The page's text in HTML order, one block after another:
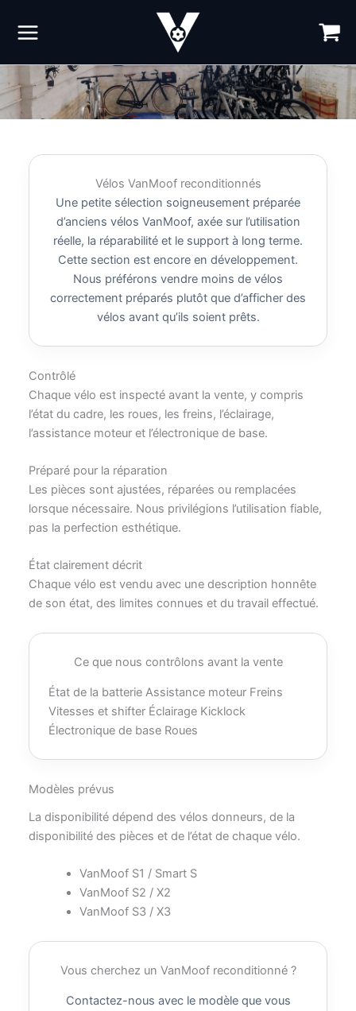
Vélos VanMoof reconditionnés
Une petite sélection soigneusement préparée
d’anciens vélos VanMoof, axée sur l’utilisation
réelle, la réparabilité et le support à long terme.
Cette section est encore en développement.
Nous préférons vendre moins de vélos
correctement préparés plutôt que d’afficher des
vélos avant qu’ils soient prêts.
Contrôlé
Chaque vélo est inspecté avant la vente, y compris
l’état du cadre, les roues, les freins, l’éclairage,
l’assistance moteur et l’électronique de base.
Préparé pour la réparation
Les pièces sont ajustées, réparées ou remplacées
lorsque nécessaire. Nous privilégions l’utilisation fiable,
pas la perfection esthétique.
État clairement décrit
Chaque vélo est vendu avec une description honnête
de son état, des limites connues et du travail effectué.
Ce que nous contrôlons avant la vente
État de la batterie Assistance moteur Freins
Vitesses et shifter Éclairage Kicklock
Électronique de base Roues
Modèles prévus
La disponibilité dépend des vélos donneurs, de la
disponibilité des pièces et de l’état de chaque vélo.
VanMoof S1 / Smart S
VanMoof S2 / X2
VanMoof S3 / X3
Vous cherchez un VanMoof reconditionné ?
Contactez-nous avec le modèle que vous